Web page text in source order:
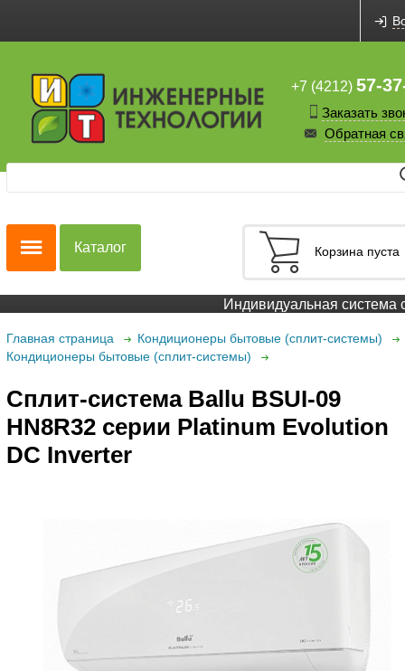
+7 (4212) 57-
Заказать
Обратная
Корзина пуста
Каталог
Индивидуальная система
Главная страница
Кондиционеры бытовые (сплит-системы)
Кондиционеры бытовые (сплит-системы)
Сплит-система Ballu BSUI-09
HN8R32 серии Platinum Evolution
DC Inverter